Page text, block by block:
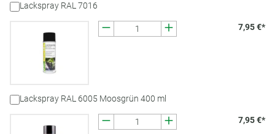
Lackspray RAL 7016
7,95 €*
Lackspray RAL 6005 Moosgrün 400 ml
7,95 €*